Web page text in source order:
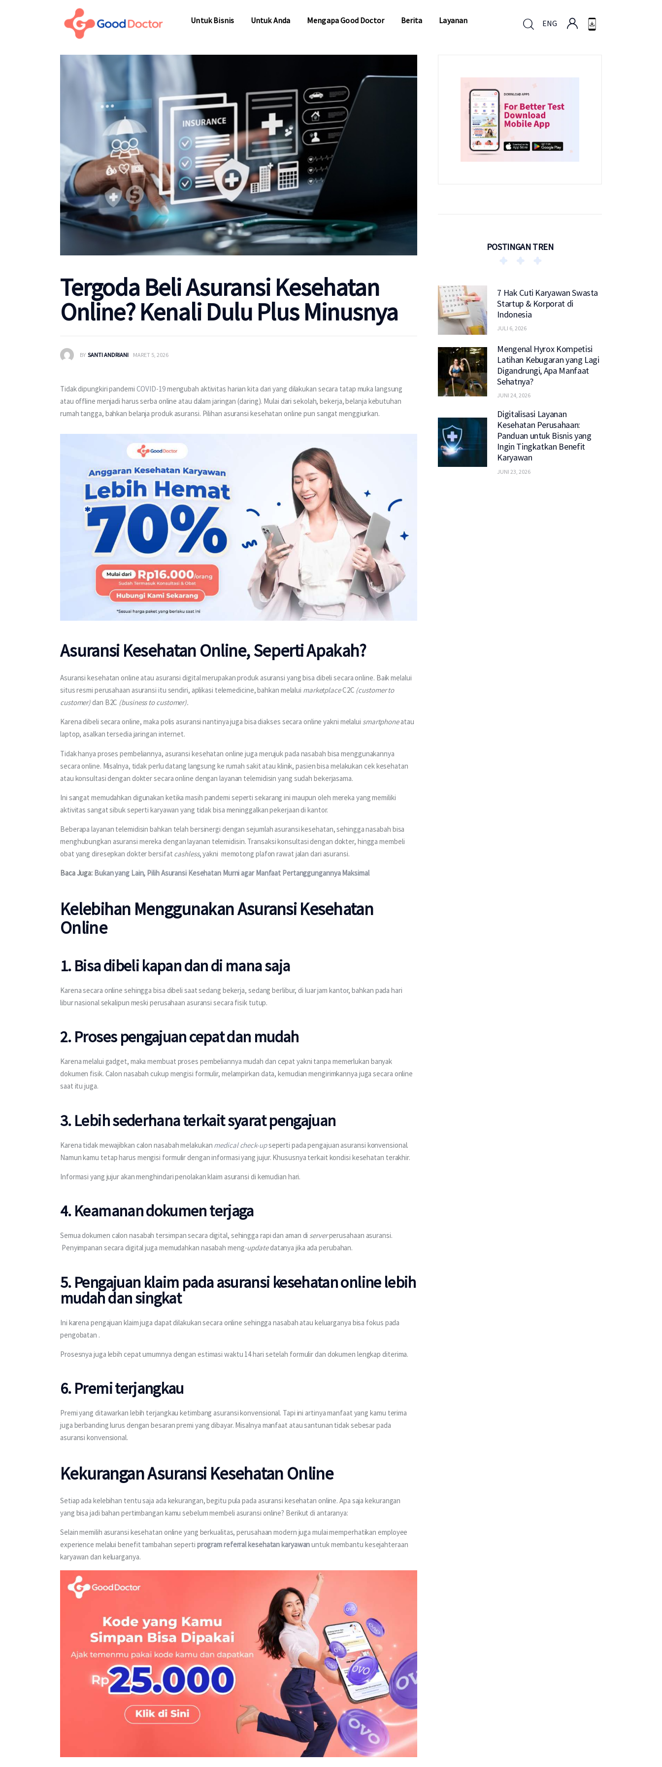
Untuk Bisnis Untuk Anda Mengapa Good Doctor Berita Layanan ENG
Untuk Bisnis
Mengapa Good Doctor
Tergoda Beli Asuransi Kesehatan
Online? Kenali Dulu Plus Minusnya
BY SANTI ANDRIANI MARET 5, 2026
Tidak dipungkiri pandemi COVID-19 mengubah aktivitas harian kita dari yang dilakukan secara tatap muka langsung
atau offline menjadi harus serba online atau dalam jaringan (daring). Mulai dari sekolah, bekerja, belanja kebutuhan
rumah tangga, bahkan belanja produk asuransi. Pilihan asuransi kesehatan online pun sangat menggiurkan.
Asuransi Kesehatan Online, Seperti Apakah?
Asuransi kesehatan online atau asuransi digital merupakan produk asuransi yang bisa dibeli secara online. Baik melalui
situs resmi perusahaan asuransi itu sendiri, aplikasi telemedicine, bahkan melalui marketplace C2C (customer to
customer) dan B2C (business to customer).
Karena dibeli secara online, maka polis asuransi nantinya juga bisa diakses secara online yakni melalui smartphone atau
laptop, asalkan tersedia jaringan internet.
Tidak hanya proses pembeliannya, asuransi kesehatan online juga merujuk pada nasabah bisa menggunakannya
secara online. Misalnya, tidak perlu datang langsung ke rumah sakit atau klinik, pasien bisa melakukan cek kesehatan
atau konsultasi dengan dokter secara online dengan layanan telemidisin yang sudah bekerjasama.
Ini sangat memudahkan digunakan ketika masih pandemi seperti sekarang ini maupun oleh mereka yang memiliki
aktivitas sangat sibuk seperti karyawan yang tidak bisa meninggalkan pekerjaan di kantor.
Beberapa layanan telemidisin bahkan telah bersinergi dengan sejumlah asuransi kesehatan, sehingga nasabah bisa
menghubungkan asuransi mereka dengan layanan telemidisin. Transaksi konsultasi dengan dokter, hingga membeli
obat yang diresepkan dokter bersifat cashless, yakni  memotong plafon rawat jalan dari asuransi.
Baca Juga: Bukan yang Lain, Pilih Asuransi Kesehatan Murni agar Manfaat Pertanggungannya Maksimal
Kelebihan Menggunakan Asuransi Kesehatan
Online
1. Bisa dibeli kapan dan di mana saja
Karena secara online sehingga bisa dibeli saat sedang bekerja, sedang berlibur, di luar jam kantor, bahkan pada hari
libur nasional sekalipun meski perusahaan asuransi secara fisik tutup.
2. Proses pengajuan cepat dan mudah
Karena melalui gadget, maka membuat proses pembeliannya mudah dan cepat yakni tanpa memerlukan banyak
dokumen fisik. Calon nasabah cukup mengisi formulir, melampirkan data, kemudian mengirimkannya juga secara online
saat itu juga.
3. Lebih sederhana terkait syarat pengajuan
Karena tidak mewajibkan calon nasabah melakukan medical check-up seperti pada pengajuan asuransi konvensional.
Namun kamu tetap harus mengisi formulir dengan informasi yang jujur. Khususnya terkait kondisi kesehatan terakhir.
Informasi yang jujur akan menghindari penolakan klaim asuransi di kemudian hari.
4. Keamanan dokumen terjaga
Semua dokumen calon nasabah tersimpan secara digital, sehingga rapi dan aman di server perusahaan asuransi.
Penyimpanan secara digital juga memudahkan nasabah meng-update datanya jika ada perubahan.
5. Pengajuan klaim pada asuransi kesehatan online lebih
mudah dan singkat
Ini karena pengajuan klaim juga dapat dilakukan secara online sehingga nasabah atau keluarganya bisa fokus pada
pengobatan .
Prosesnya juga lebih cepat umumnya dengan estimasi waktu 14 hari setelah formulir dan dokumen lengkap diterima.
6. Premi terjangkau
Premi yang ditawarkan lebih terjangkau ketimbang asuransi konvensional. Tapi ini artinya manfaat yang kamu terima
juga berbanding lurus dengan besaran premi yang dibayar. Misalnya manfaat atau santunan tidak sebesar pada
asuransi konvensional.
Kekurangan Asuransi Kesehatan Online
Setiap ada kelebihan tentu saja ada kekurangan, begitu pula pada asuransi kesehatan online. Apa saja kekurangan
yang bisa jadi bahan pertimbangan kamu sebelum membeli asuransi online? Berikut di antaranya:
Selain memilih asuransi kesehatan online yang berkualitas, perusahaan modern juga mulai memperhatikan employee
experience melalui benefit tambahan seperti program referral kesehatan karyawan untuk membantu kesejahteraan
karyawan dan keluarganya.
POSTINGAN TREN
7 Hak Cuti Karyawan Swasta
Startup & Korporat di
Indonesia
JULI 6, 2026
Mengenal Hyrox Kompetisi
Latihan Kebugaran yang Lagi
Digandrungi, Apa Manfaat
Sehatnya?
JUNI 24, 2026
Digitalisasi Layanan
Kesehatan Perusahaan:
Panduan untuk Bisnis yang
Ingin Tingkatkan Benefit
Karyawan
JUNI 23, 2026